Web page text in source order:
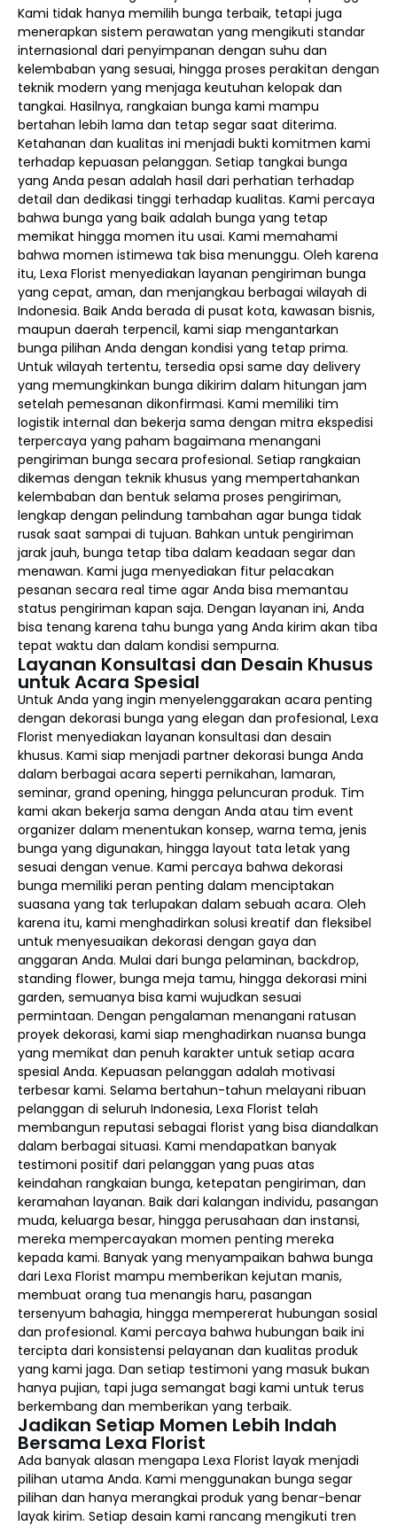
Kami tidak hanya memilih bunga terbaik, tetapi juga
menerapkan sistem perawatan yang mengikuti standar
internasional dari penyimpanan dengan suhu dan
kelembaban yang sesuai, hingga proses perakitan dengan
teknik modern yang menjaga keutuhan kelopak dan
tangkai. Hasilnya, rangkaian bunga kami mampu
bertahan lebih lama dan tetap segar saat diterima.
Ketahanan dan kualitas ini menjadi bukti komitmen kami
terhadap kepuasan pelanggan. Setiap tangkai bunga
yang Anda pesan adalah hasil dari perhatian terhadap
detail dan dedikasi tinggi terhadap kualitas. Kami percaya
bahwa bunga yang baik adalah bunga yang tetap
memikat hingga momen itu usai. Kami memahami
bahwa momen istimewa tak bisa menunggu. Oleh karena
itu, Lexa Florist menyediakan layanan pengiriman bunga
yang cepat, aman, dan menjangkau berbagai wilayah di
Indonesia. Baik Anda berada di pusat kota, kawasan bisnis,
maupun daerah terpencil, kami siap mengantarkan
bunga pilihan Anda dengan kondisi yang tetap prima.
Untuk wilayah tertentu, tersedia opsi same day delivery
yang memungkinkan bunga dikirim dalam hitungan jam
setelah pemesanan dikonfirmasi. Kami memiliki tim
logistik internal dan bekerja sama dengan mitra ekspedisi
terpercaya yang paham bagaimana menangani
pengiriman bunga secara profesional. Setiap rangkaian
dikemas dengan teknik khusus yang mempertahankan
kelembaban dan bentuk selama proses pengiriman,
lengkap dengan pelindung tambahan agar bunga tidak
rusak saat sampai di tujuan. Bahkan untuk pengiriman
jarak jauh, bunga tetap tiba dalam keadaan segar dan
menawan. Kami juga menyediakan fitur pelacakan
pesanan secara real time agar Anda bisa memantau
status pengiriman kapan saja. Dengan layanan ini, Anda
bisa tenang karena tahu bunga yang Anda kirim akan tiba
tepat waktu dan dalam kondisi sempurna.
Layanan Konsultasi dan Desain Khusus
untuk Acara Spesial
Untuk Anda yang ingin menyelenggarakan acara penting
dengan dekorasi bunga yang elegan dan profesional, Lexa
Florist menyediakan layanan konsultasi dan desain
khusus. Kami siap menjadi partner dekorasi bunga Anda
dalam berbagai acara seperti pernikahan, lamaran,
seminar, grand opening, hingga peluncuran produk. Tim
kami akan bekerja sama dengan Anda atau tim event
organizer dalam menentukan konsep, warna tema, jenis
bunga yang digunakan, hingga layout tata letak yang
sesuai dengan venue. Kami percaya bahwa dekorasi
bunga memiliki peran penting dalam menciptakan
suasana yang tak terlupakan dalam sebuah acara. Oleh
karena itu, kami menghadirkan solusi kreatif dan fleksibel
untuk menyesuaikan dekorasi dengan gaya dan
anggaran Anda. Mulai dari bunga pelaminan, backdrop,
standing flower, bunga meja tamu, hingga dekorasi mini
garden, semuanya bisa kami wujudkan sesuai
permintaan. Dengan pengalaman menangani ratusan
proyek dekorasi, kami siap menghadirkan nuansa bunga
yang memikat dan penuh karakter untuk setiap acara
spesial Anda. Kepuasan pelanggan adalah motivasi
terbesar kami. Selama bertahun-tahun melayani ribuan
pelanggan di seluruh Indonesia, Lexa Florist telah
membangun reputasi sebagai florist yang bisa diandalkan
dalam berbagai situasi. Kami mendapatkan banyak
testimoni positif dari pelanggan yang puas atas
keindahan rangkaian bunga, ketepatan pengiriman, dan
keramahan layanan. Baik dari kalangan individu, pasangan
muda, keluarga besar, hingga perusahaan dan instansi,
mereka mempercayakan momen penting mereka
kepada kami. Banyak yang menyampaikan bahwa bunga
dari Lexa Florist mampu memberikan kejutan manis,
membuat orang tua menangis haru, pasangan
tersenyum bahagia, hingga mempererat hubungan sosial
dan profesional. Kami percaya bahwa hubungan baik ini
tercipta dari konsistensi pelayanan dan kualitas produk
yang kami jaga. Dan setiap testimoni yang masuk bukan
hanya pujian, tapi juga semangat bagi kami untuk terus
berkembang dan memberikan yang terbaik.
Jadikan Setiap Momen Lebih Indah
Bersama Lexa Florist
Ada banyak alasan mengapa Lexa Florist layak menjadi
pilihan utama Anda. Kami menggunakan bunga segar
pilihan dan hanya merangkai produk yang benar-benar
layak kirim. Setiap desain kami rancang mengikuti tren